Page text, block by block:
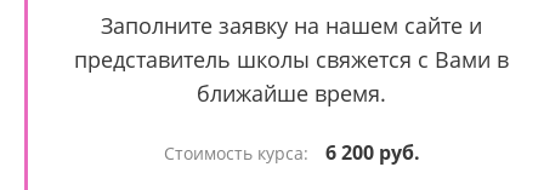
Заполните заявку на нашем сайте и
представитель школы свяжется с Вами в
ближайше время.
Стоимость курса: 6 200 руб.